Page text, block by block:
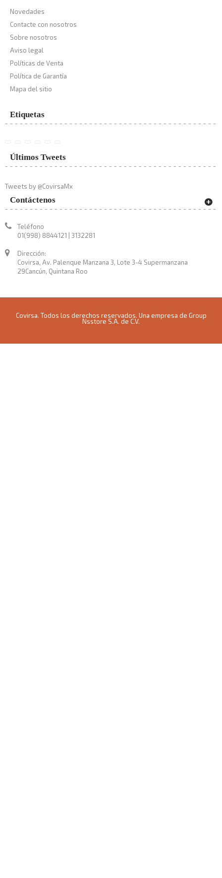
Novedades
Contacte con nosotros
Sobre nosotros
Aviso legal
Políticas de Venta
Política de Garantía
Mapa del sitio
Etiquetas
Últimos Tweets
Tweets by @CovirsaMx
Contáctenos
Teléfono
01(998) 8844121 | 3132281
Dirección:
Covirsa, Av. Palenque Manzana 3, Lote 3-4 Supermanzana
29Cancún, Quintana Roo
Covirsa. Todos los derechos reservados. Una empresa de Group
Nsstore S.A. de C.V.